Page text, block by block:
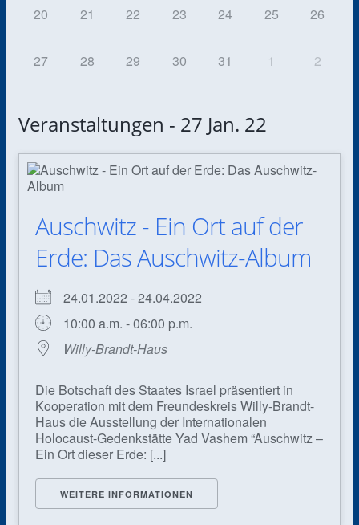
Veranstaltungen - 27 Jan. 22
Auschwitz - Ein Ort auf der
Erde: Das Auschwitz-Album
24.01.2022 - 24.04.2022
10:00 a.m. - 06:00 p.m.
Willy-Brandt-Haus
Die Botschaft des Staates Israel präsentiert in
Kooperation mit dem Freundeskreis Willy-Brandt-
Haus die Ausstellung der Internationalen
Holocaust-Gedenkstätte Yad Vashem “Auschwitz –
Ein Ort dieser Erde: [...]
WEITERE INFORMATIONEN
20 21 22 23 24 25 26
27 28 29 30 31 1 2